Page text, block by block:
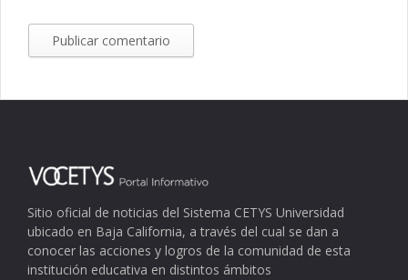
Sitio oficial de noticias del Sistema CETYS Universidad
ubicado en Baja California, a través del cual se dan a
conocer las acciones y logros de la comunidad de esta
institución educativa en distintos ámbitos